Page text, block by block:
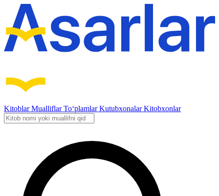
KitoblarMualliflarTo‘plamlarKutubxonalarKitobxonlar